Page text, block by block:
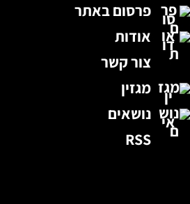
פרסום באתר
אודות
צור קשר
מגזין
נושאים
RSS